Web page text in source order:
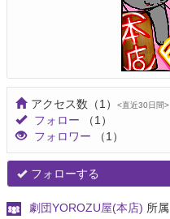
アクセス数 （1） <直近30日間>
フォロー
（1）
フォロワー
（1）
フォローする
劇団YOROZU屋(本店) 所属